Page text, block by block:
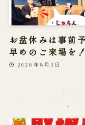
お盆休みは事前
早めのご来場を！
2026年8月3日